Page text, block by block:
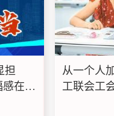
担
在工
从一个人
工联会工